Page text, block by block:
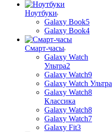
Ноутбуки
Galaxy Book5
Galaxy Book4
Смарт-часы
Galaxy Watch
Ультра2
Galaxy Watch9
Galaxy Watch Ультра
Galaxy Watch8
Классика
Galaxy Watch8
Galaxy Watch7
Galaxy Fit3